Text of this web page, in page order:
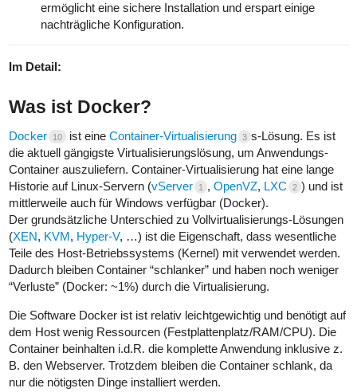
ermöglicht eine sichere Installation und erspart einige
nachträgliche Konfiguration.
Im Detail:
Was ist Docker?
Docker 10 ist eine Container-Virtualisierung 3 s-Lösung. Es ist
die aktuell gängigste Virtualisierungslösung, um Anwendungs-
Container auszuliefern. Container-Virtualisierung hat eine lange
Historie auf Linux-Servern (vServer 1 , OpenVZ, LXC 2 ) und ist
mittlerweile auch für Windows verfügbar (Docker).
Der grundsätzliche Unterschied zu Vollvirtualisierungs-Lösungen
(XEN, KVM , Hyper-V, …) ist die Eigenschaft, dass wesentliche
Teile des Host-Betriebssystems (Kernel) mit verwendet werden.
Dadurch bleiben Container “schlanker” und haben noch weniger
“Verluste” (Docker: ~1%) durch die Virtualisierung.
Die Software Docker ist ist relativ leichtgewichtig und benötigt auf
dem Host wenig Ressourcen (Festplattenplatz/RAM/CPU). Die
Container beinhalten i.d.R. die komplette Anwendung inklusive z.
B. den Webserver. Trotzdem bleiben die Container schlank, da
nur die nötigsten Dinge installiert werden.